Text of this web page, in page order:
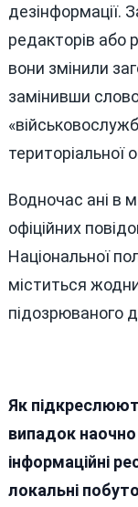
дезінформації.
редакторів або
вони змінили
замінивши
територіальної
Водночас ані в
офіційних
Національної
міститься
підозрюваного
Як
випадок
інформаційні
локальні